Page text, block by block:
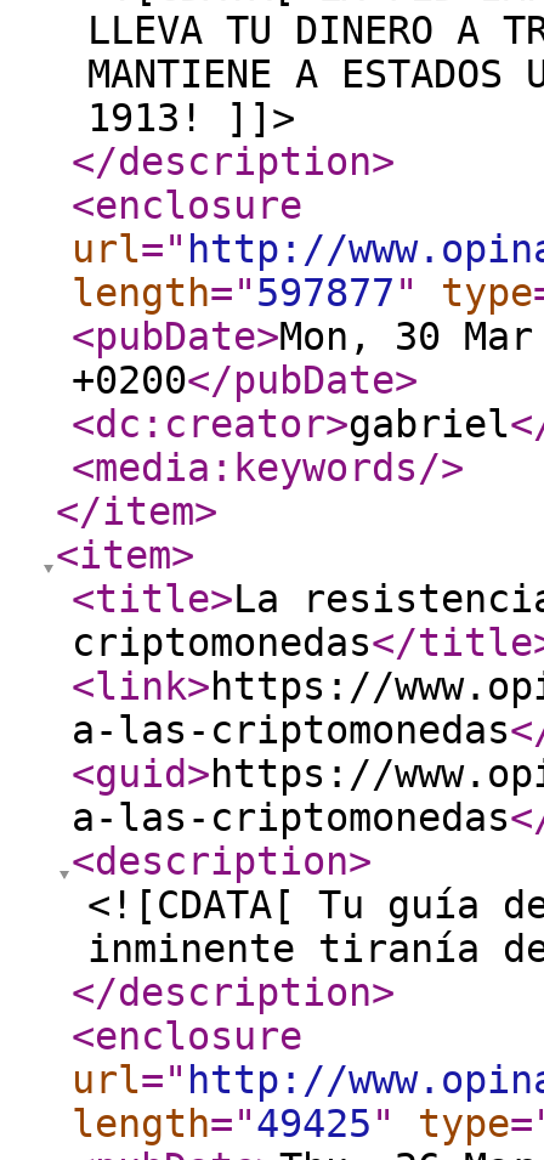
LLEVA TU DINERO A
MANTIENE A ESTADOS
1913! ]]>
</description>
<enclosure
url=" http://
length="597877" type
<pubDate>Mon, 30
+0200</pubDate>
<dc:creator>gabriel
<media:keywords/>
</item>
<item>
<title>La
criptomonedas</title
<link>https://
a-las-criptomonedas
<guid>https://
a-las-criptomonedas
<description>
<![CDATA[ Tu guía
inminente tiranía
</description>
<enclosure
url=" http://
length="49425" type